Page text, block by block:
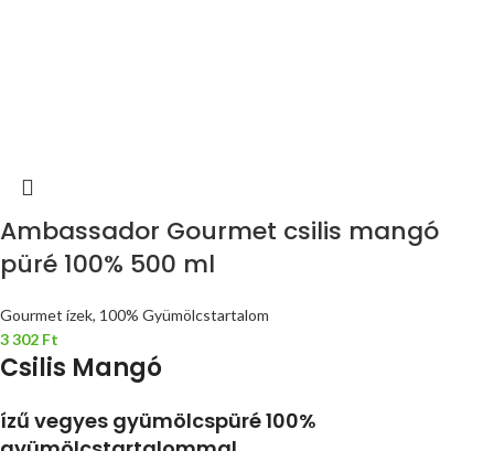
Ambassador Gourmet csilis mangó
püré 100% 500 ml
Gourmet ízek, 100% Gyümölcstartalom
3 302 Ft
Csilis Mangó
ízű vegyes gyümölcspüré 100%